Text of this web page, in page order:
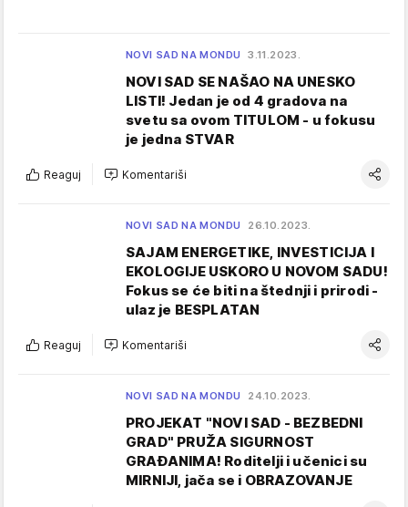
NOVI SAD NA MONDU 3.11.2023.
NOVI SAD SE NAŠAO NA UNESKO
LISTI! Jedan je od 4 gradova na
svetu sa ovom TITULOM - u fokusu
je jedna STVAR
Reaguj Komentariši
NOVI SAD NA MONDU 26.10.2023.
SAJAM ENERGETIKE, INVESTICIJA I
EKOLOGIJE USKORO U NOVOM SADU!
Fokus se će biti na štednji i prirodi -
ulaz je BESPLATAN
Reaguj Komentariši
NOVI SAD NA MONDU 24.10.2023.
PROJEKAT "NOVI SAD - BEZBEDNI
GRAD" PRUŽA SIGURNOST
GRAĐANIMA! Roditelji i učenici su
MIRNIJI, jača se i OBRAZOVANJE